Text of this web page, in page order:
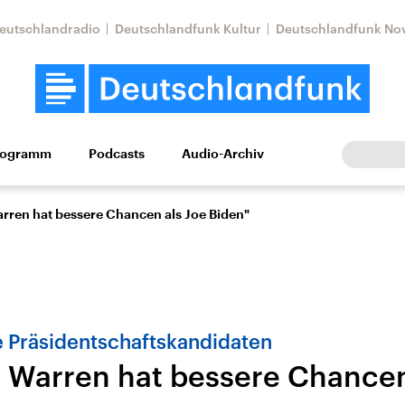
Deutschlandfunk Kultur Deutschlandfunk
Wissen Kultur Europa
Nahostkonflikt
Iran
Podcasts Audio-Archiv
hat bessere Chancen als Joe Biden"
Präsidentschaftskandidaten
Warren hat bessere